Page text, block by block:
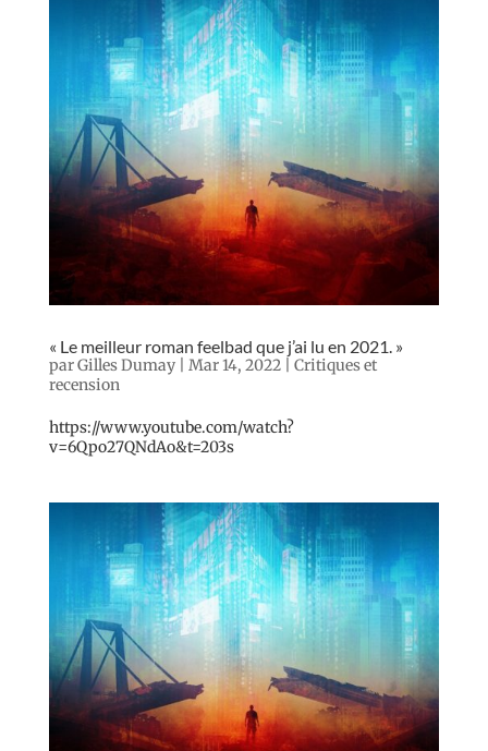
« Le meilleur roman feelbad que j’ai lu en 2021. »
parGilles Dumay| Mar 14, 2022| Critiques et
recension
https://www.youtube.com/watch?
v=6Qpo27QNdAo&t=203s